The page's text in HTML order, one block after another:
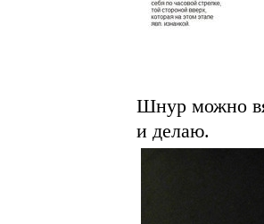
Шнур можно
и делаю.